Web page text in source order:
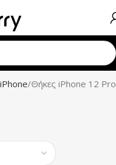
Θήκες iPhone 12 Pro